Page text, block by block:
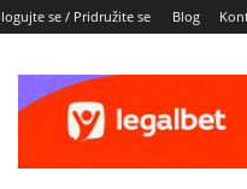
se / Pridružite se Blog